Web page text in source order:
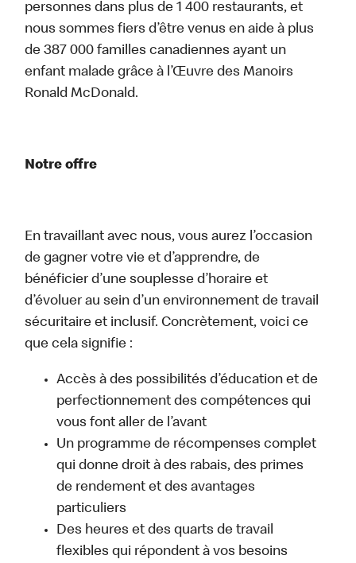
personnes dans plus de 1 400 restaurants, et
nous sommes fiers d’être venus en aide à plus
de 387 000 familles canadiennes ayant un
enfant malade grâce à l’Œuvre des Manoirs
Ronald McDonald.
Notre offre
En travaillant avec nous, vous aurez l’occasion
de gagner votre vie et d’apprendre, de
bénéficier d’une souplesse d’horaire et
d’évoluer au sein d’un environnement de travail
sécuritaire et inclusif. Concrètement, voici ce
que cela signifie :
Accès à des possibilités d’éducation et de
perfectionnement des compétences qui
vous font aller de l’avant
Un programme de récompenses complet
qui donne droit à des rabais, des primes
de rendement et des avantages
particuliers
Des heures et des quarts de travail
flexibles qui répondent à vos besoins